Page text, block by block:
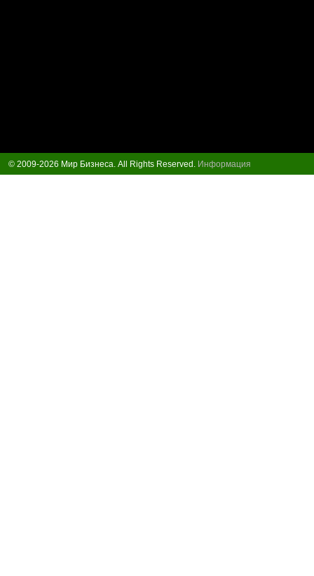
© 2009-2026 Мир Бизнеса. All Rights Reserved. Информация